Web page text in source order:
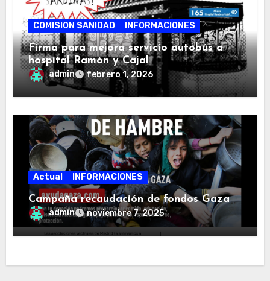
COMISION SANIDAD INFORMACIONES
Firma para mejora servicio autobús a
hospital Ramón y Cajal
admin febrero 1, 2026
Actual INFORMACIONES
Campaña recaudación de fondos Gaza
admin noviembre 7, 2025